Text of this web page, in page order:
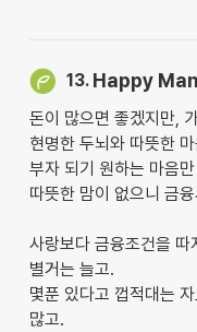
13. Happy Man
돈이 많으면 좋겠지만,
현명한 두뇌와 따뜻한
부자 되기 원하는 마음
따뜻한 맘이 없으니 금
사랑보다 금융조건을
별거는 늘고.
몇푼 있다고 껍적대는
많고.